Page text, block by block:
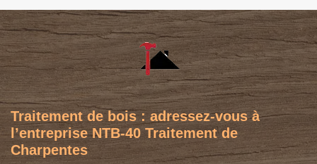
Traitement de bois : adressez-vous à
l’entreprise NTB-40 Traitement de
Charpentes